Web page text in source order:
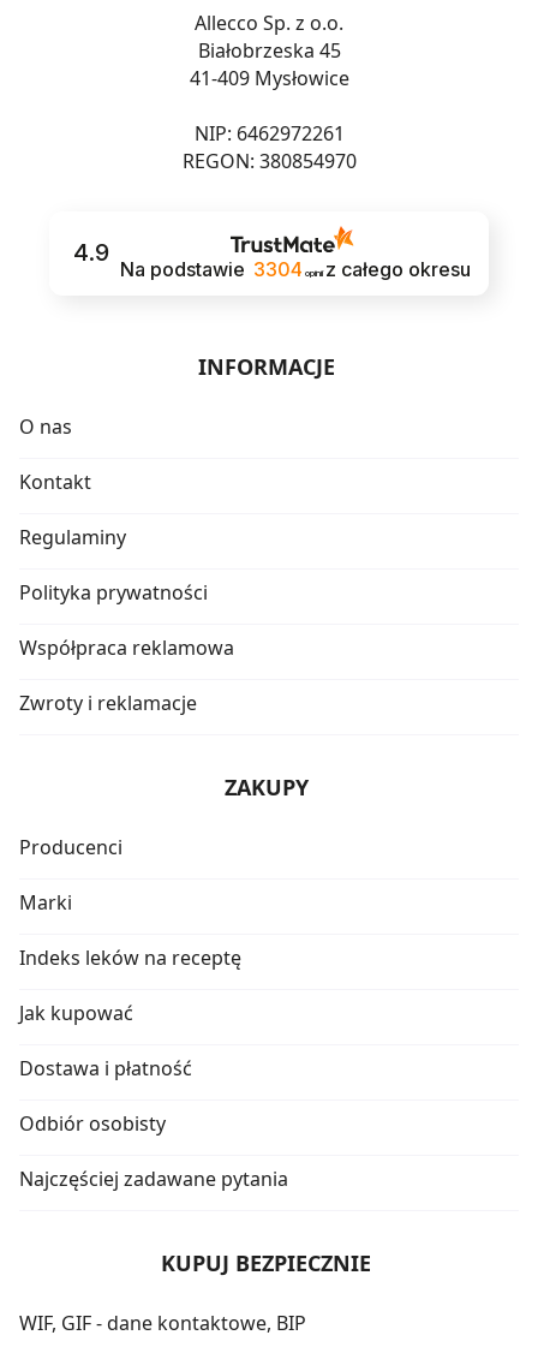
Allecco Sp. z o.o.
Białobrzeska 45
41-409 Mysłowice
NIP: 6462972261
REGON: 380854970
4.9
Na podstawie 3304 opinii z całego okresu
INFORMACJE
O nas
Kontakt
Regulaminy
Polityka prywatności
Współpraca reklamowa
Zwroty i reklamacje
ZAKUPY
Producenci
Marki
Indeks leków na receptę
Jak kupować
Dostawa i płatność
Odbiór osobisty
Najczęściej zadawane pytania
KUPUJ BEZPIECZNIE
WIF, GIF - dane kontaktowe, BIP